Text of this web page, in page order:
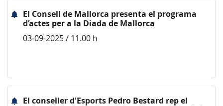
El Consell de Mallorca presenta el programa
d’actes per a la Diada de Mallorca
03-09-2025 / 11.00 h
El conseller d'Esports Pedro Bestard rep el